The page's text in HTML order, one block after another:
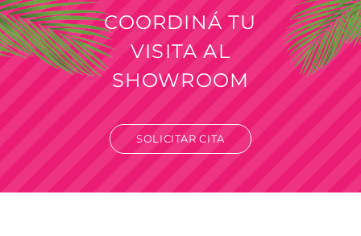
COORDINÁ TU
VISITA AL
SHOWROOM
SOLICITAR CITA